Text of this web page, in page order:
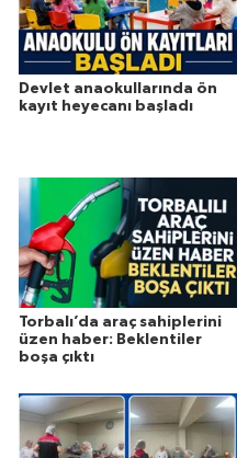
Devlet anaokullarında ön
kayıt heyecanı başladı
Torbalı’da araç sahiplerini
üzen haber: Beklentiler
boşa çıktı